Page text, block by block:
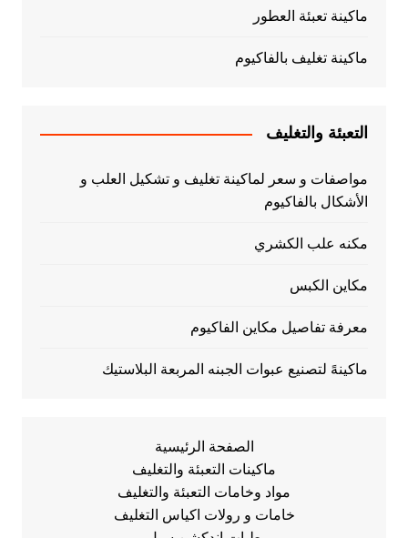
ماكينة تعبئة العطور
ماكينة تغليف بالفاكيوم
التعبئة والتغليف
مواصفات و سعر لماكينة تغليف و تشكيل العلب و
الأشكال بالفاكيوم
مكنه علب الكشري
مكاين الكبس
معرفة تفاصيل مكاين الفاكيوم
ماكينهً لتصنيع عبوات الجبنه المربعة البلاستيك
الصفحة الرئيسية
ماكينات التعبئة والتغليف
مواد وخامات التعبئة والتغليف
خامات و رولات اكياس التغليف